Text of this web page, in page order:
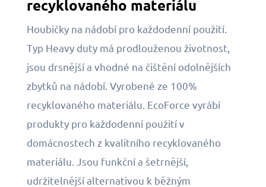
recyklovaného materiálu
Houbičky na nádobí pro každodenní použití.
Typ Heavy duty má prodlouženou životnost,
jsou drsnější a vhodné na čištění odolnějších
zbytků na nádobí. Vyrobené ze 100%
recyklovaného materiálu. EcoForce vyrábí
produkty pro každodenní použití v
domácnostech z kvalitního recyklovaného
materiálu. Jsou funkční a šetrnější,
udržitelnější alternativou k běžným